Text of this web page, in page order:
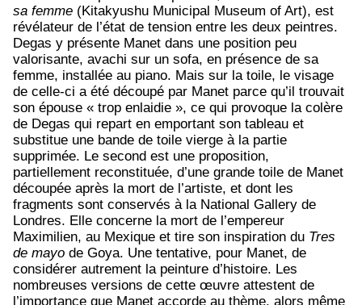
sa femme (Kitakyushu Municipal Museum of Art), est
révélateur de l’état de tension entre les deux peintres.
Degas y présente Manet dans une position peu
valorisante, avachi sur un sofa, en présence de sa
femme, installée au piano. Mais sur la toile, le visage
de celle-ci a été découpé par Manet parce qu’il trouvait
son épouse « trop enlaidie », ce qui provoque la colère
de Degas qui repart en emportant son tableau et
substitue une bande de toile vierge à la partie
supprimée. Le second est une proposition,
partiellement reconstituée, d’une grande toile de Manet
découpée après la mort de l’artiste, et dont les
fragments sont conservés à la National Gallery de
Londres. Elle concerne la mort de l’empereur
Maximilien, au Mexique et tire son inspiration du Tres
de mayo de Goya. Une tentative, pour Manet, de
considérer autrement la peinture d’histoire. Les
nombreuses versions de cette œuvre attestent de
l’importance que Manet accorde au thème, alors même